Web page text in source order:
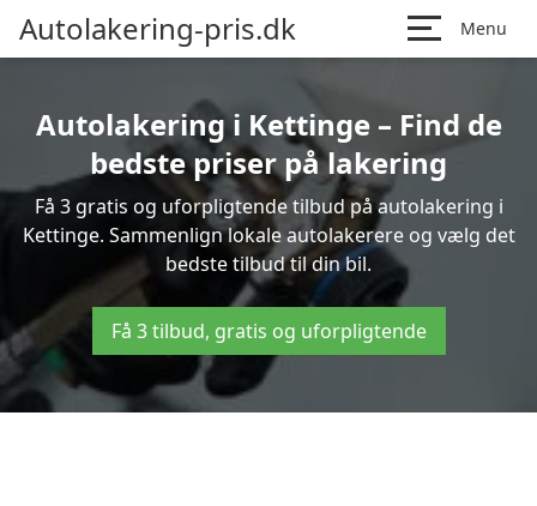
Autolakering-pris.dk Menu
Autolakering i Kettinge – Find de
bedste priser på lakering
Få 3 gratis og uforpligtende tilbud på autolakering i
Kettinge. Sammenlign lokale autolakerere og vælg det
bedste tilbud til din bil.
Få 3 tilbud, gratis og uforpligtende